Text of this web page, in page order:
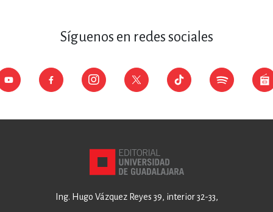
Síguenos en redes sociales
Ing. Hugo Vázquez Reyes 39, interior 32-33,